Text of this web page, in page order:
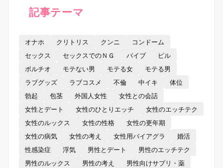
記事テーマ
オナホ クリトリス クンニ
コンドーム
セックス
セックスでのＮＧ バイブ
ピル
ポルチオ
モテない男 モテる女
モテる男
ラブグッズ
ラブコスメ 不倫 中イキ
体位
勃起
包茎 外国人女性
女性との会話
女性とデート
女性のひとりエッチ
女性のエッチテク
女性のルックス
女性の性格
女性の更年期
女性の病気
女性の考え 女性用バイアグラ
婚活
性感染症
浮気 男性とデート
男性のエッチテク
男性のルックス
男性の考え
男性向けサプリ・薬